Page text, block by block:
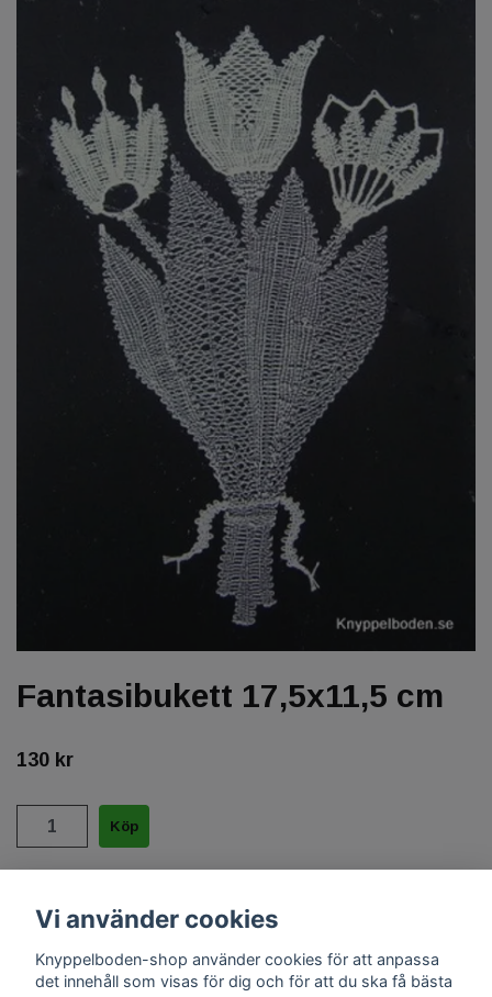
Fantasibukett 17,5x11,5 cm
130 kr
Vi använder cookies
Knyppelboden-shop använder cookies för att anpassa
det innehåll som visas för dig och för att du ska få bästa